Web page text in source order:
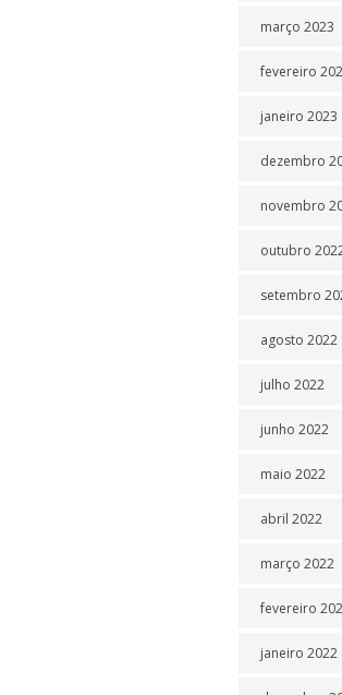
março 2023
fevereiro
janeiro 2023
dezembro
novembro
outubro
setembro
agosto 2022
julho 2022
junho 2022
maio 2022
abril 2022
março 2022
fevereiro
janeiro 2022